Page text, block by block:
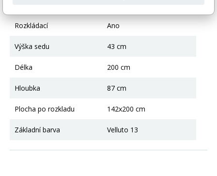
Rozkládací Ano
Výška sedu 43 cm
Délka 200 cm
Hloubka 87 cm
Plocha po rozkladu 142x200 cm
Základní barva Velluto 13